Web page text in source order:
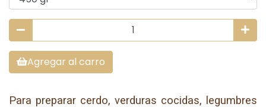
Agregar al carro
Para preparar cerdo, verduras cocidas, legumbres